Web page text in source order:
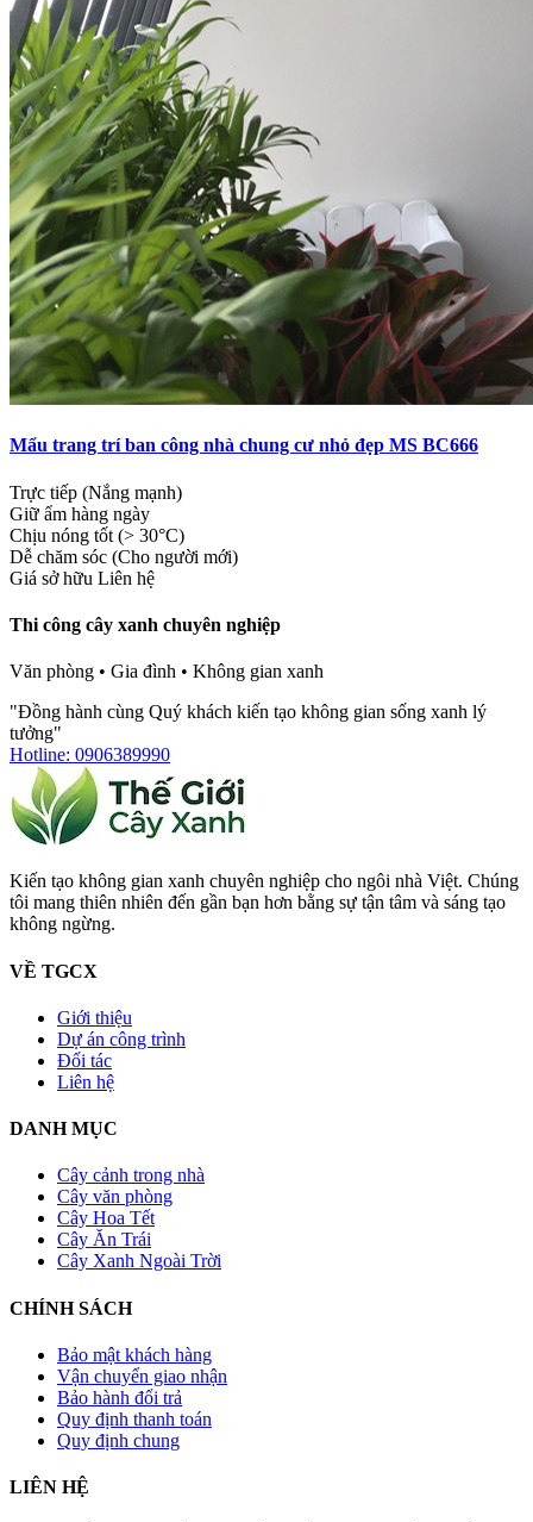
Mẩu trang trí ban công nhà chung cư nhỏ đẹp MS BC666
Trực tiếp (Nắng mạnh)
Giữ ẩm hàng ngày
Chịu nóng tốt (> 30°C)
Dễ chăm sóc (Cho người mới)
Giá sở hữu Liên hệ
Thi công cây xanh chuyên nghiệp
Văn phòng • Gia đình • Không gian xanh
"Đồng hành cùng Quý khách kiến tạo không gian sống xanh lý
tưởng"
Hotline: 0906389990
Kiến tạo không gian xanh chuyên nghiệp cho ngôi nhà Việt. Chúng
tôi mang thiên nhiên đến gần bạn hơn bằng sự tận tâm và sáng tạo
không ngừng.
VỀ TGCX
Giới thiệu
Dự án công trình
Đối tác
Liên hệ
DANH MỤC
Cây cảnh trong nhà
Cây văn phòng
Cây Hoa Tết
Cây Ăn Trái
Cây Xanh Ngoài Trời
CHÍNH SÁCH
Bảo mật khách hàng
Vận chuyển giao nhận
Bảo hành đổi trả
Quy định thanh toán
Quy định chung
LIÊN HỆ